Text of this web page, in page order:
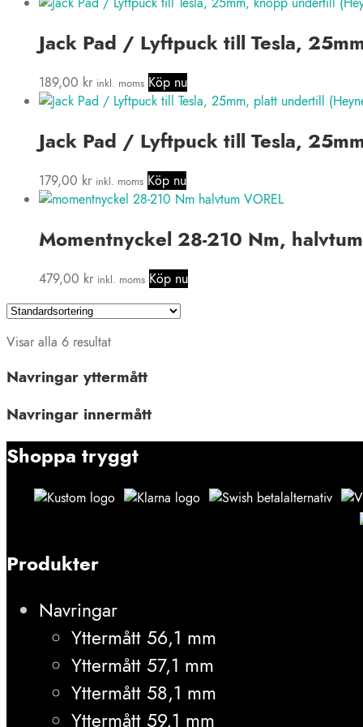
Jack Pad / Lyftpuck till Tesla,
189,00 kr inkl. moms Köp nu
Jack Pad / Lyftpuck till Tesla,
179,00 kr inkl. moms Köp nu
Momentnyckel 28-210 Nm,
479,00 kr inkl. moms Köp nu
Visar alla 6 resultat
Navringar yttermått
Navringar innermått
Shoppa tryggt
Produkter
Navringar
Yttermått 56,1 mm
Yttermått 57,1 mm
Yttermått 58,1 mm
Yttermått 59,1 mm